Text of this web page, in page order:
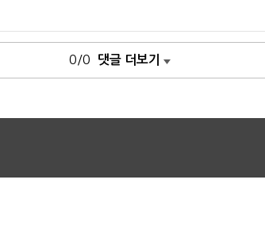
0/0 댓글 더보기